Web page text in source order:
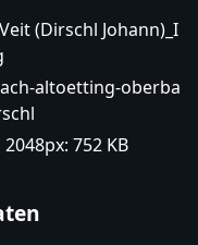
(Dirschl Johann)_I
altoetting-oberba
752 KB